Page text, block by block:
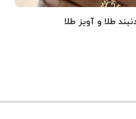
طلا و آویز طلا